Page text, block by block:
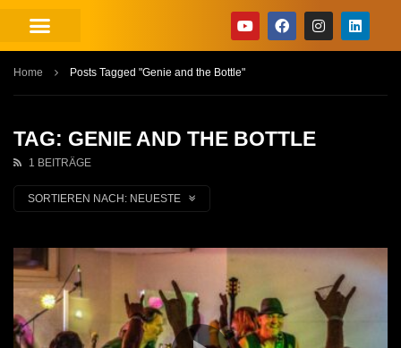
Home Posts Tagged "Genie and the Bottle"
TAG: GENIE AND THE BOTTLE
1 BEITRÄGE
SORTIEREN NACH: NEUESTE